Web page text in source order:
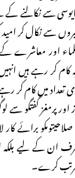
سے نکالنے کے
سے نکال کر
اور معاشرے
کر رہے ہیں
میں کام کر رہے
پرمغز گفتگو سے
برائے
صرف ان کے لیے
مرتب کرے۔